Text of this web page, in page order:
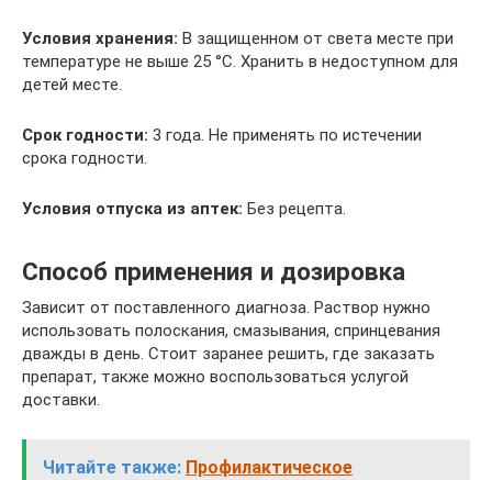
Условия хранения: В защищенном от света месте при
температуре не выше 25 °С. Хранить в недоступном для
детей месте.
Срок годности: 3 года. Не применять по истечении
срока годности.
Условия отпуска из аптек: Без рецепта.
Способ применения и дозировка
Зависит от поставленного диагноза. Раствор нужно
использовать полоскания, смазывания, спринцевания
дважды в день. Стоит заранее решить, где заказать
препарат, также можно воспользоваться услугой
доставки.
Читайте также: Профилактическое